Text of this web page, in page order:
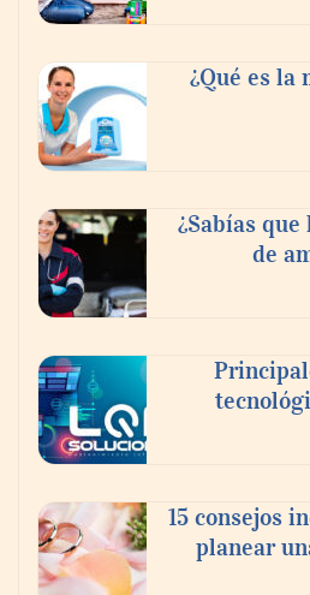
El 82% de empresas
encuentra personal
para formar nuevos
¿Qué es la
¿Sabías
de
15 consejos
planear